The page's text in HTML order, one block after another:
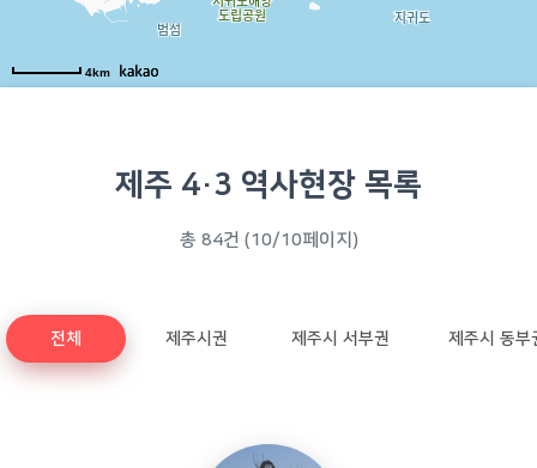
4km
제주 4·3 역사현장 목록
총 84건 (10/10페이지)
전체 제주시권 제주시 서부권 제주시 동부